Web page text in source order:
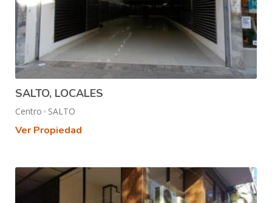
SALTO, LOCALES
Centro SALTO
Ver Propiedad